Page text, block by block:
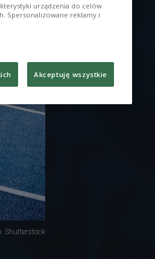
Shutterstock
urządzenia do celów
Spersonalizowane reklamy i
Akceptuję wszystkie